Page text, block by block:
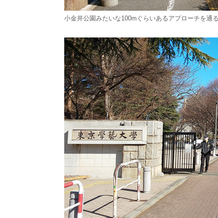
小金井公園みたいな100mぐらいあるアプローチを通